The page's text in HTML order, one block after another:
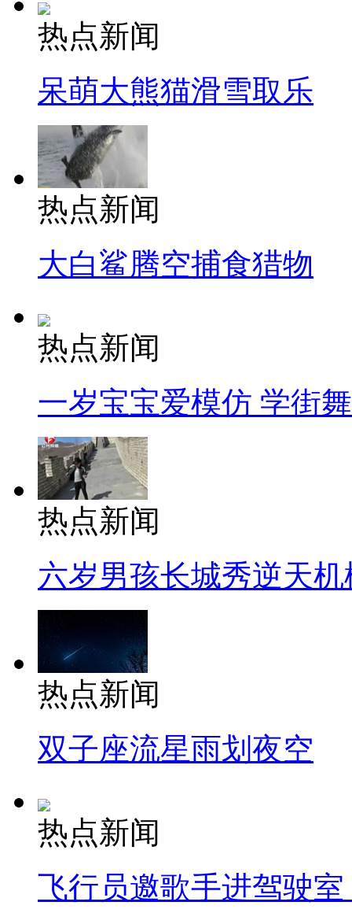
热点新闻
呆萌大熊猫滑雪取乐
热点新闻
大白鲨腾空捕食猎物
热点新闻
一岁宝宝爱模仿 学街
热点新闻
六岁男孩长城秀逆天机
热点新闻
双子座流星雨划夜空
热点新闻
飞行员邀歌手进驾驶